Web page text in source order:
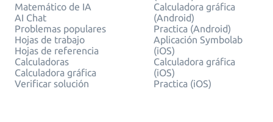
Matemático de IA
AI Chat
Problemas populares
Hojas de trabajo
Hojas de referencia
Calculadoras
Calculadora gráfica
Verificar solución
Calculadora gráfica
(Android)
Practica (Android)
Aplicación Symbolab
(iOS)
Calculadora gráfica
(iOS)
Practica (iOS)